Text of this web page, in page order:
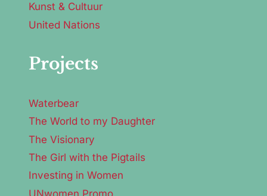
Kunst & Cultuur
United Nations
Projects
Waterbear
The World to my Daughter
The Visionary
The Girl with the Pigtails
Investing in Women
UNwomen Promo